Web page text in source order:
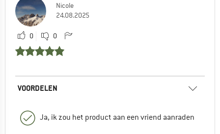
Nicole
24.08.2025
0 0
VOORDELEN
Ja, ik zou het product aan een vriend aanraden